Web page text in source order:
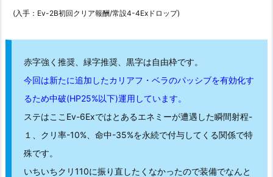
(入手：Ev-2B初回クリア報酬/常設4-4Exドロップ)
赤字強く推奨、緑字推奨、黒字は自由枠です。
今回は新たに追加したカリアフ・ベラのパッシブを有効化す
るため中破(HP25%以下)運用しています。
ステはここEv-6Exではとあるエネミーが遭遇した瞬間射程-
１、クリ率-10%、命中-35%を永続で付与してくる関係で特
殊です。
いちいちクリ110に振り直したくなかったので装備でなんと